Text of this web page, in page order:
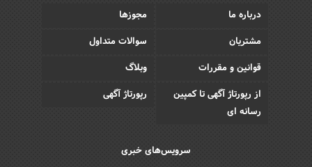
درباره ما
مجوزها
مشتریان
سوالات متداول
قوانین و مقررات
وبلاگ
از رپورتاژ آگهی تا کمپین
رسانه ای
رپورتاژ آگهی
سرویس‌های خبری